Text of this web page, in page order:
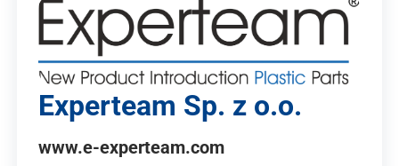
Experteam Sp. z o.o.
www.e-experteam.com